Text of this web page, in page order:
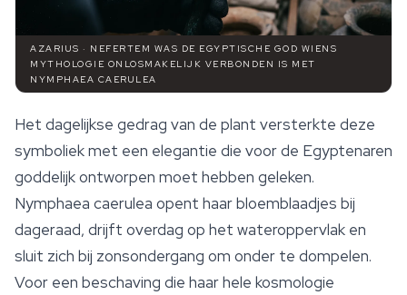
AZARIUS · NEFERTEM WAS DE EGYPTISCHE GOD WIENS
MYTHOLOGIE ONLOSMAKELIJK VERBONDEN IS MET
NYMPHAEA CAERULEA
Het dagelijkse gedrag van de plant versterkte deze
symboliek met een elegantie die voor de Egyptenaren
goddelijk ontworpen moet hebben geleken.
Nymphaea caerulea opent haar bloemblaadjes bij
dageraad, drijft overdag op het wateroppervlak en
sluit zich bij zonsondergang om onder te dompelen.
Voor een beschaving die haar hele kosmologie